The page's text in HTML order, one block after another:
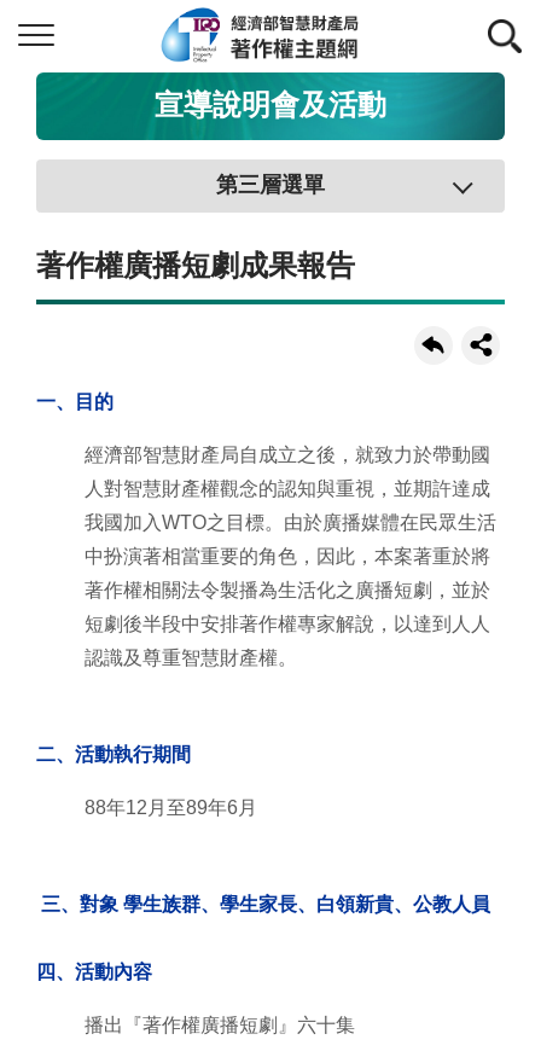
宣導說明會及活動
第三層選單
著作權廣播短劇成果報告
一、目的
經濟部智慧財產局自成立之後，就致力於帶動國
人對智慧財產權觀念的認知與重視，並期許達成
我國加入WTO之目標。由於廣播媒體在民眾生活
中扮演著相當重要的角色，因此，本案著重於將
著作權相關法令製播為生活化之廣播短劇，並於
短劇後半段中安排著作權專家解說，以達到人人
認識及尊重智慧財產權。
二、活動執行期間
88年12月至89年6月
三、對象 學生族群、學生家長、白領新貴、公教人員
四、活動內容
播出『著作權廣播短劇』六十集